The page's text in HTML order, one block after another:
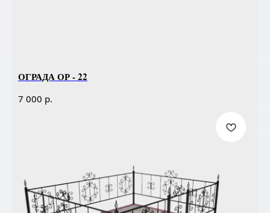
ОГРАДА ОР - 22
7 000 р.